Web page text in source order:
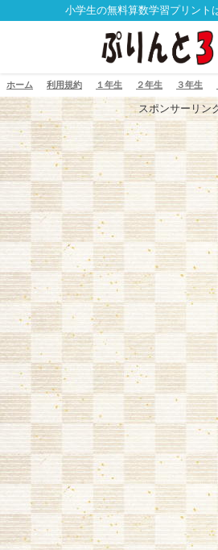
小学生の無料算数学習プリント
ホーム 利用規約 １年生 ２年生 ３年生
スポンサーリン